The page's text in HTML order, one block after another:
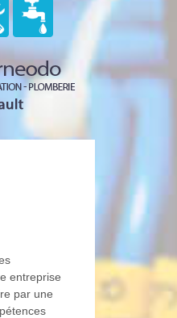
entreprise
par une